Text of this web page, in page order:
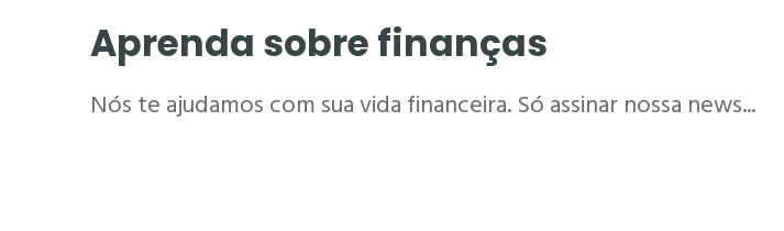
Aprenda sobre finanças
Nós te ajudamos com sua vida financeira. Só assinar nossa news...